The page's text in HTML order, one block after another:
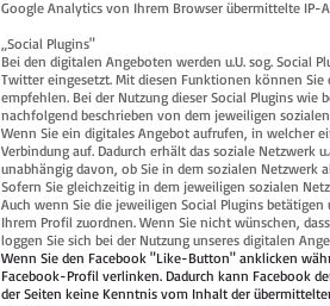
Google Analytics von Ihrem Browser übermittelte IP-
„Social Plugins"
Bei den digitalen Angeboten werden u.U. sog. Social
Twitter eingesetzt. Mit diesen Funktionen können
empfehlen. Bei der Nutzung dieser Social Plugins
nachfolgend beschrieben von dem jeweiligen
Wenn Sie ein digitales Angebot aufrufen, in welcher
Verbindung auf. Dadurch erhält das soziale Netzwerk
unabhängig davon, ob Sie in dem sozialen Netzwerk
Sofern Sie gleichzeitig in dem jeweiligen sozialen
Auch wenn Sie die jeweiligen Social Plugins
Ihrem Profil zuordnen. Wenn Sie nicht wünschen,
loggen Sie sich bei der Nutzung unseres digitalen
Wenn Sie den Facebook "Like-Button" anklicken
Facebook-Profil verlinken. Dadurch kann Facebook
der Seiten keine Kenntnis vom Inhalt der